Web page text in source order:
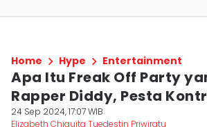
Home Hype Entertainment
Apa Itu Freak Off Party
Rapper Diddy, Pesta
24 Sep 2024, 17:07 WIB
Elizabeth Chiquita Tuedestin Priwiratu